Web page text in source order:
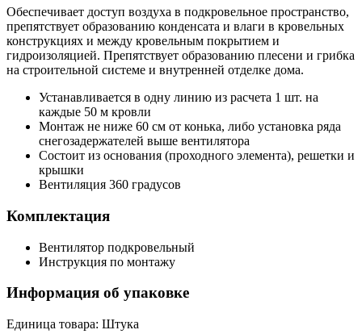
quantity
Обеспечивает доступ воздуха в подкровельное пространство,
препятствует образованию конденсата и влаги в кровельных
конструкциях и между кровельным покрытием и
гидроизоляцией. Препятствует образованию плесени и грибка
на строительной системе и внутренней отделке дома.
Устанавливается в одну линию из расчета 1 шт. на
каждые 50 м кровли
Монтаж не ниже 60 см от конька, либо установка ряда
снегозадержателей выше вентилятора
Состоит из основания (проходного элемента), решетки и
крышки
Вентиляция 360 градусов
Комплектация
Вентилятор подкровельный
Инструкция по монтажу
Информация об упаковке
Единица товара: Штука